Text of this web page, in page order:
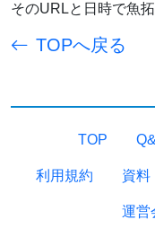
そのURLと日時で魚
TOPへ戻る
TOP
利用規約 資料
運営